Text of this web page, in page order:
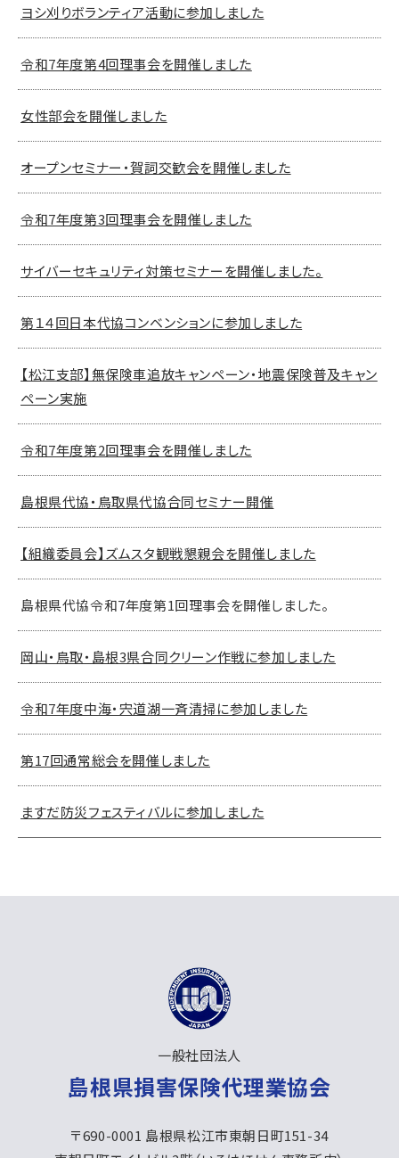
ヨシ刈りボランティア活動に参加しました
令和7年度第4回理事会を開催しました
女性部会を開催しました
オープンセミナー・賀詞交歓会を開催しました
令和7年度第3回理事会を開催しました
サイバーセキュリティ対策セミナーを開催しました。
第１４回日本代協コンベンションに参加しました
【松江支部】無保険車追放キャンペーン・地震保険普及キャン
ペーン実施
令和7年度第2回理事会を開催しました
島根県代協・鳥取県代協合同セミナー開催
【組織委員会】ズムスタ観戦懇親会を開催しました
島根県代協令和7年度第1回理事会を開催しました。
岡山・鳥取・島根3県合同クリーン作戦に参加しました
令和7年度中海・宍道湖一斉清掃に参加しました
第17回通常総会を開催しました
ますだ防災フェスティバルに参加しました
⼀般社団法人
島根県損害保険代理業協会
〒690-0001 島根県松江市東朝日町151-34